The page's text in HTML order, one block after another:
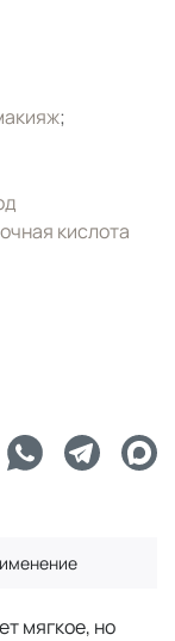
;
кислота
мягкое, но